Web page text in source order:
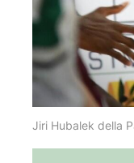
Jiri Hubalek della